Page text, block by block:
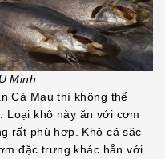
Minh
Cà Mau thì không thể
Loại khô này ăn với cơm
rất phù hợp. Khô cá sặc
đặc trưng khác hẳn với